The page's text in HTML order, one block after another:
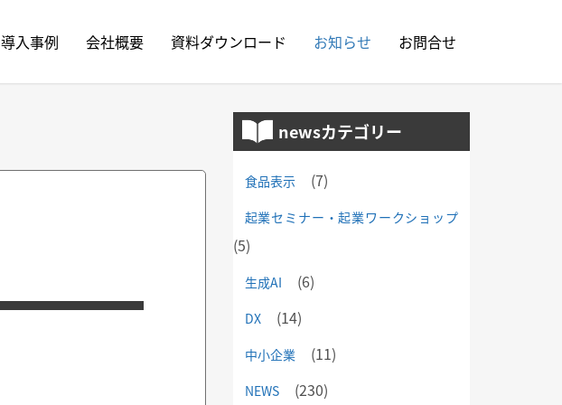
導入事例 会社概要 資料ダウンロード お知らせ お問合せ
newsカテゴリー
食品表示 (7)
起業セミナー・起業ワークショップ
(5)
生成AI (6)
DX (14)
中小企業 (11)
NEWS (230)